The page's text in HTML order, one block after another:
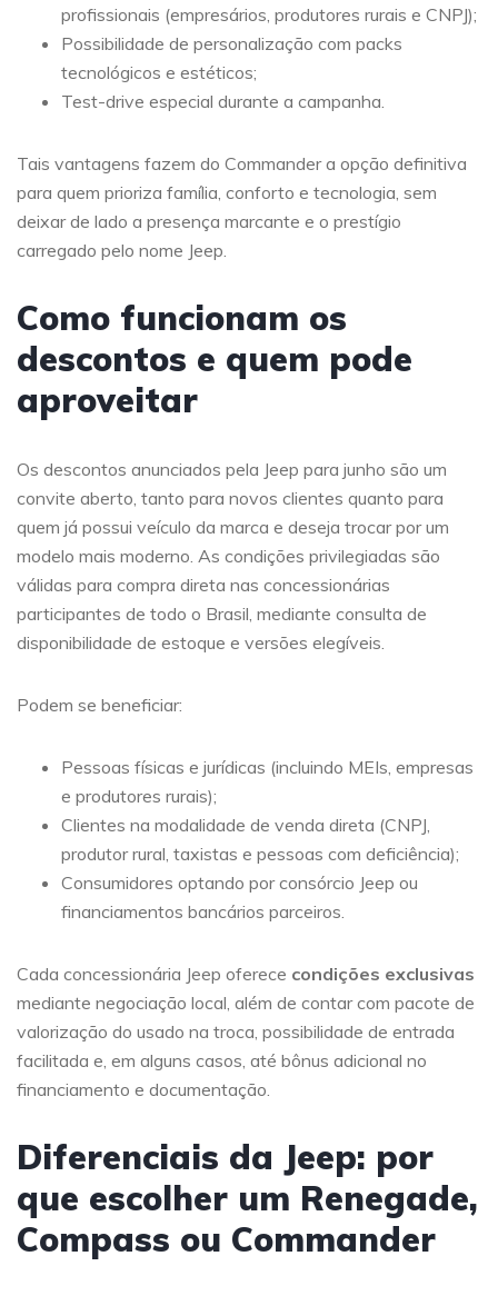
profissionais (empresários, produtores rurais e CNPJ);
Possibilidade de personalização com packs
tecnológicos e estéticos;
Test-drive especial durante a campanha.
Tais vantagens fazem do Commander a opção definitiva
para quem prioriza família, conforto e tecnologia, sem
deixar de lado a presença marcante e o prestígio
carregado pelo nome Jeep.
Como funcionam os
descontos e quem pode
aproveitar
Os descontos anunciados pela Jeep para junho são um
convite aberto, tanto para novos clientes quanto para
quem já possui veículo da marca e deseja trocar por um
modelo mais moderno. As condições privilegiadas são
válidas para compra direta nas concessionárias
participantes de todo o Brasil, mediante consulta de
disponibilidade de estoque e versões elegíveis.
Podem se beneficiar:
Pessoas físicas e jurídicas (incluindo MEIs, empresas
e produtores rurais);
Clientes na modalidade de venda direta (CNPJ,
produtor rural, taxistas e pessoas com deficiência);
Consumidores optando por consórcio Jeep ou
financiamentos bancários parceiros.
Cada concessionária Jeep oferece condições exclusivas
mediante negociação local, além de contar com pacote de
valorização do usado na troca, possibilidade de entrada
facilitada e, em alguns casos, até bônus adicional no
financiamento e documentação.
Diferenciais da Jeep: por
que escolher um Renegade,
Compass ou Commander